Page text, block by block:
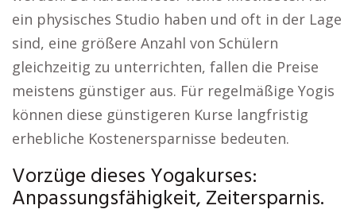
ein physisches Studio haben und oft in der Lage
sind, eine größere Anzahl von Schülern
gleichzeitig zu unterrichten, fallen die Preise
meistens günstiger aus. Für regelmäßige Yogis
können diese günstigeren Kurse langfristig
erhebliche Kostenersparnisse bedeuten.
Vorzüge dieses Yogakurses:
Anpassungsfähigkeit, Zeitersparnis.